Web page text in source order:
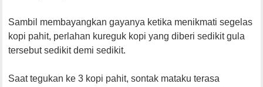
Sambil membayangkan gayanya ketika menikmati segelas
kopi pahit, perlahan kureguk kopi yang diberi sedikit gula
tersebut sedikit demi sedikit.
Saat tegukan ke 3 kopi pahit, sontak mataku terasa